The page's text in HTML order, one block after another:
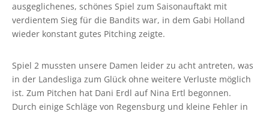
ausgeglichenes, schönes Spiel zum Saisonauftakt mit
verdientem Sieg für die Bandits war, in dem Gabi Holland
wieder konstant gutes Pitching zeigte.
Spiel 2 mussten unsere Damen leider zu acht antreten, was
in der Landesliga zum Glück ohne weitere Verluste möglich
ist. Zum Pitchen hat Dani Erdl auf Nina Ertl begonnen.
Durch einige Schläge von Regensburg und kleine Fehler in